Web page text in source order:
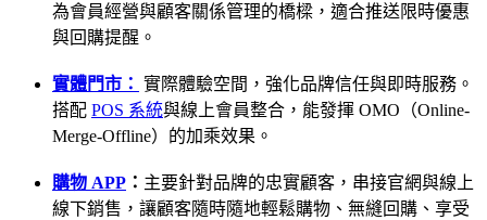
為會員經營與顧客關係管理的橋樑，適合推送限時優惠
與回購提醒。
實體門市： 實際體驗空間，強化品牌信任與即時服務。
搭配 POS 系統與線上會員整合，能發揮 OMO（Online-
Merge-Offline）的加乘效果。
購物 APP ： 主要針對品牌的忠實顧客，串接官網與線上
線下銷售，讓顧客隨時隨地輕鬆購物、無縫回購、享受